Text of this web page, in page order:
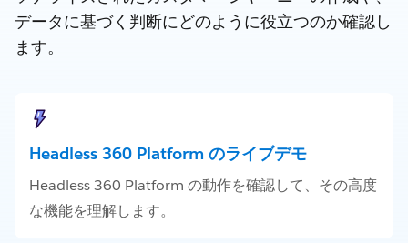
データに基づく判断にどのように役立つのか確認し
ます。
Headless 360 Platform のライブデモ
Headless 360 Platform の動作を確認して、その高度
な機能を理解します。